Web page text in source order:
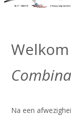
Na een